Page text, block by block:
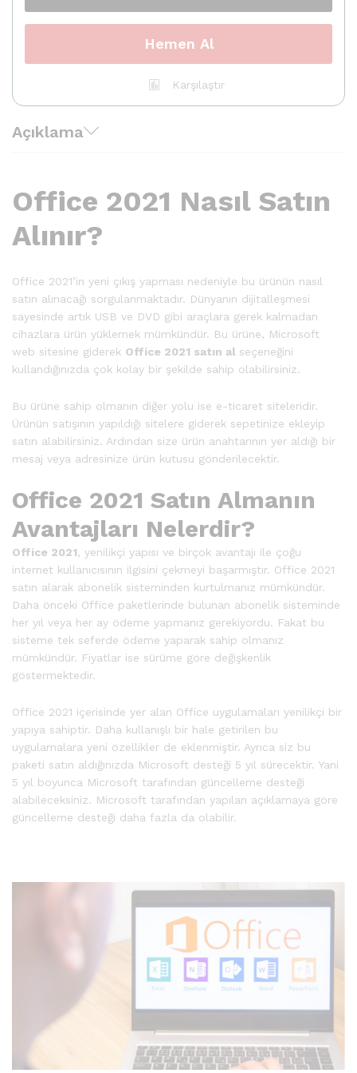
quantity
Hemen Al
Karşılaştır
Açıklama
Office 2021 Nasıl Satın
Alınır?
Office 2021’in yeni çıkış yapması nedeniyle bu ürünün nasıl
satın alınacağı sorgulanmaktadır. Dünyanın dijitalleşmesi
sayesinde artık USB ve DVD gibi araçlara gerek kalmadan
cihazlara ürün yüklemek mümkündür. Bu ürüne, Microsoft
web sitesine giderek Office 2021 satın al seçeneğini
kullandığınızda çok kolay bir şekilde sahip olabilirsiniz.
Bu ürüne sahip olmanın diğer yolu ise e-ticaret siteleridir.
Ürünün satışının yapıldığı sitelere giderek sepetinize ekleyip
satın alabilirsiniz. Ardından size ürün anahtarının yer aldığı bir
mesaj veya adresinize ürün kutusu gönderilecektir.
Office 2021 Satın Almanın
Avantajları Nelerdir?
Office 2021, yenilikçi yapısı ve birçok avantajı ile çoğu
internet kullanıcısının ilgisini çekmeyi başarmıştır. Office 2021
satın alarak abonelik sisteminden kurtulmanız mümkündür.
Daha önceki Office paketlerinde bulunan abonelik sisteminde
her yıl veya her ay ödeme yapmanız gerekiyordu. Fakat bu
sisteme tek seferde ödeme yaparak sahip olmanız
mümkündür. Fiyatlar ise sürüme göre değişkenlik
göstermektedir.
Office 2021 içerisinde yer alan Office uygulamaları yenilikçi bir
yapıya sahiptir. Daha kullanışlı bir hale getirilen bu
uygulamalara yeni özellikler de eklenmiştir. Ayrıca siz bu
paketi satın aldığınızda Microsoft desteği 5 yıl sürecektir. Yani
5 yıl boyunca Microsoft tarafından güncelleme desteği
alabileceksiniz. Microsoft tarafından yapılan açıklamaya göre
güncelleme desteği daha fazla da olabilir.